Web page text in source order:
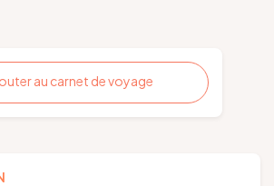
au carnet de voyage